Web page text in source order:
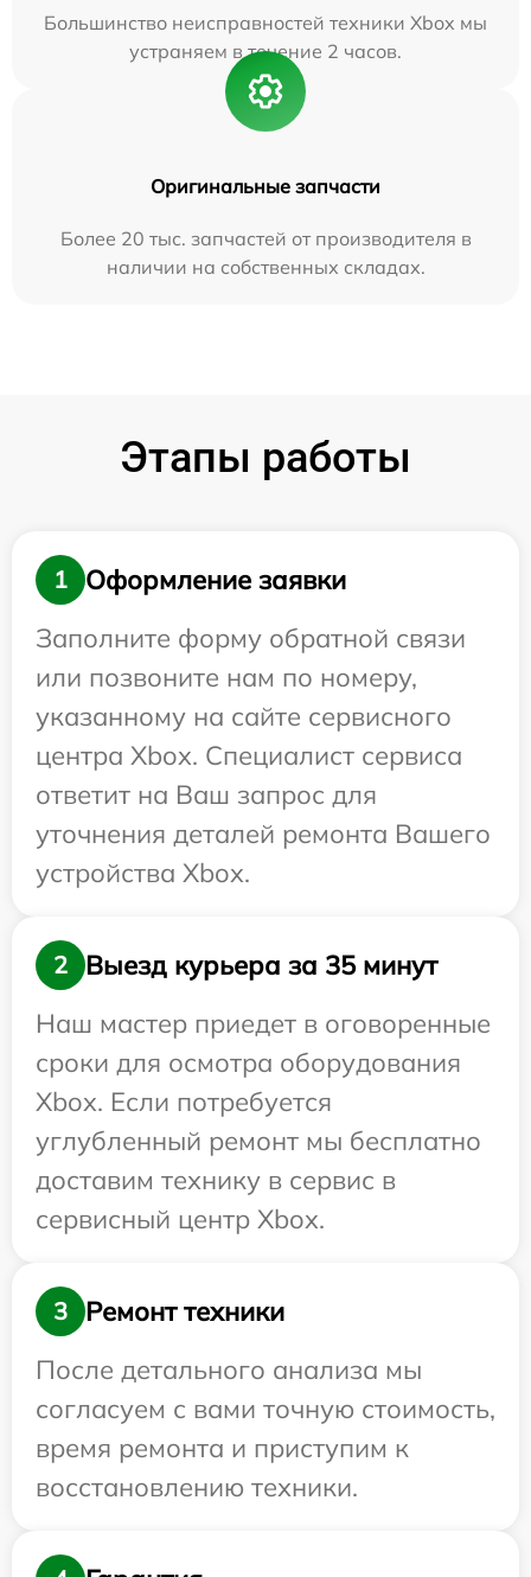
Большинство неисправностей техники Xbox мы
устраняем в течение 2 часов.
Оригинальные запчасти
Более 20 тыс. запчастей от производителя в
наличии на собственных складах.
Этапы работы
1
Оформление заявки
Заполните форму обратной связи
или позвоните нам по номеру,
указанному на сайте сервисного
центра Xbox. Специалист сервиса
ответит на Ваш запрос для
уточнения деталей ремонта Вашего
устройства Xbox.
2
Выезд курьера за 35 минут
Наш мастер приедет в оговоренные
сроки для осмотра оборудования
Xbox. Если потребуется
углубленный ремонт мы бесплатно
доставим технику в сервис в
сервисный центр Xbox.
3
Ремонт техники
После детального анализа мы
согласуем с вами точную стоимость,
время ремонта и приступим к
восстановлению техники.